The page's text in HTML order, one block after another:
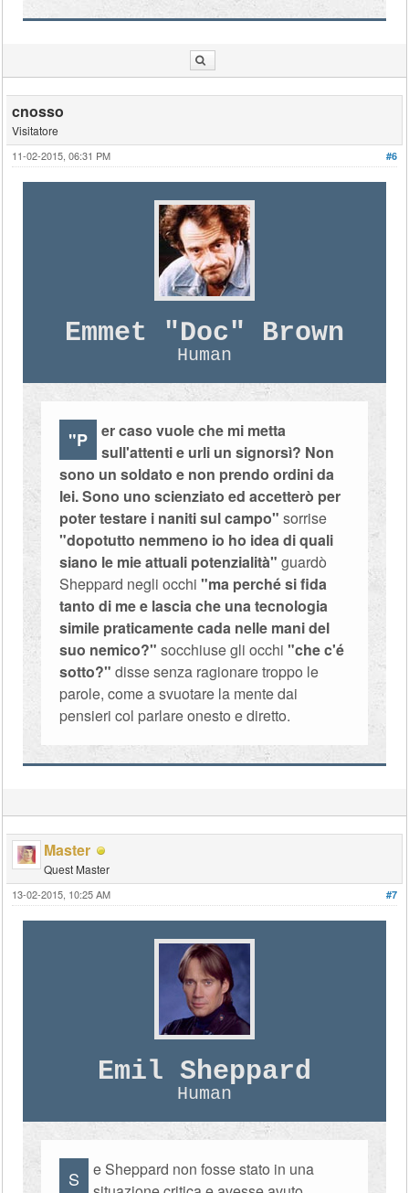
cnosso
Visitatore
#6
11-02-2015, 06:31 PM
Emmet "Doc" Brown
Human
"P
er caso vuole che mi metta
sull'attenti e urli un signorsì? Non
sono un soldato e non prendo ordini da
lei. Sono uno scienziato ed accetterò per
poter testare i naniti sul campo" sorrise
"dopotutto nemmeno io ho idea di quali
siano le mie attuali potenzialità" guardò
Sheppard negli occhi"ma perché si fida
tanto di me e lascia che una tecnologia
simile praticamente cada nelle mani del
suo nemico?" socchiuse gli occhi"che c'é
sotto?" disse senza ragionare troppo le
parole, come a svuotare la mente dai
pensieri col parlare onesto e diretto.
Master
Quest Master
#7
13-02-2015, 10:25 AM
Emil Sheppard
Human
S
e Sheppard non fosse stato in una